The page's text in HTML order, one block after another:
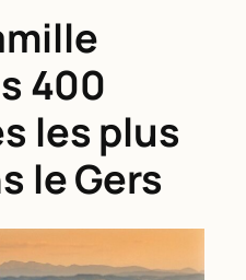
400
les plus
le Gers